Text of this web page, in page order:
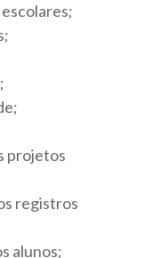
projetos
registros
alunos;